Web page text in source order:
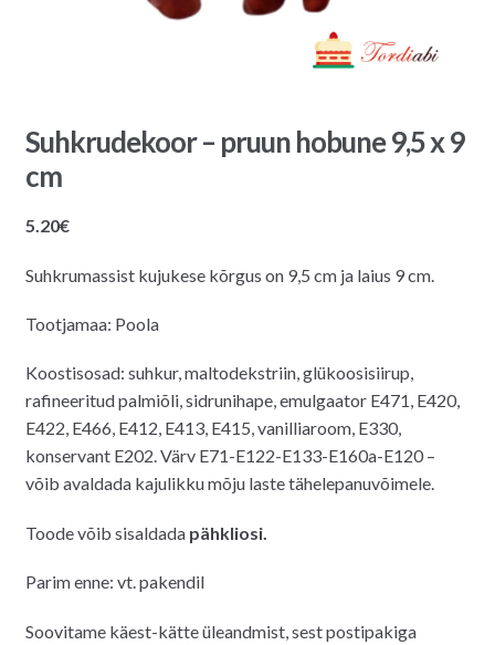
Suhkrudekoor – pruun hobune 9,5 x 9
cm
5.20€
Suhkrumassist kujukese kõrgus on 9,5 cm ja laius 9 cm.
Tootjamaa: Poola
Koostisosad: suhkur, maltodekstriin, glükoosisiirup,
rafineeritud palmiõli, sidrunihape, emulgaator E471, E420,
E422, E466, E412, E413, E415, vanilliaroom, E330,
konservant E202. Värv E71-E122-E133-E160a-E120 –
võib avaldada kajulikku mõju laste tähelepanuvõimele.
Toode võib sisaldadapähkliosi.
Parim enne: vt. pakendil
Soovitame käest-kätte üleandmist, sest postipakiga